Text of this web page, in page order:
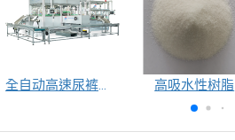
全自动高速尿裤包装机（自动换号） 高吸水性树脂